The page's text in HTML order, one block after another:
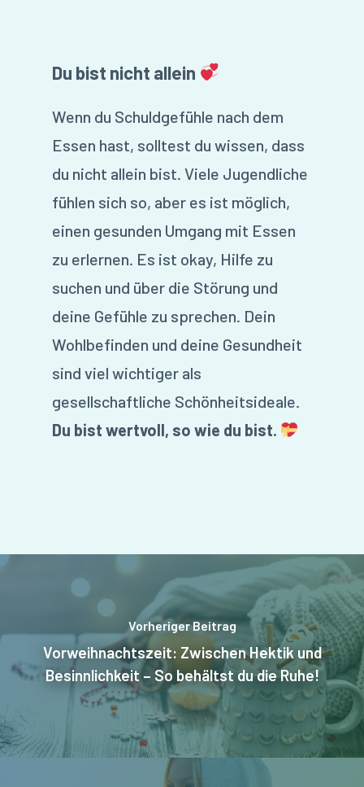
Du bist nicht allein
Wenn du Schuldgefühle nach dem
Essen hast, solltest du wissen, dass
du nicht allein bist. Viele Jugendliche
fühlen sich so, aber es ist möglich,
einen gesunden Umgang mit Essen
zu erlernen. Es ist okay, Hilfe zu
suchen und über die Störung und
deine Gefühle zu sprechen. Dein
Wohlbefinden und deine Gesundheit
sind viel wichtiger als
gesellschaftliche Schönheitsideale.
Du bist wertvoll, so wie du bist.
Vorheriger Beitrag
Vorweihnachtszeit: Zwischen Hektik und
Besinnlichkeit – So behältst du die Ruhe!